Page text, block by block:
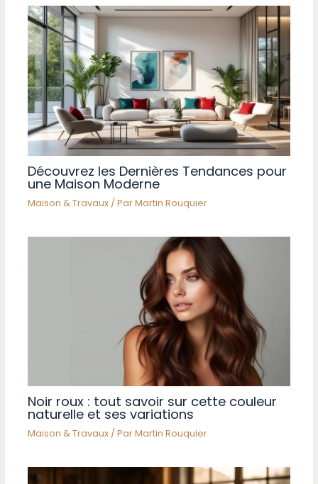
Découvrez les Dernières Tendances pour
une Maison Moderne
Maison & Travaux/ ParMartin Rouquier
Noir roux : tout savoir sur cette couleur
naturelle et ses variations
Maison & Travaux/ ParMartin Rouquier